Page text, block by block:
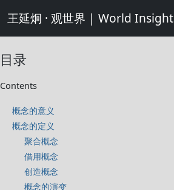
王延炯 · 观世界 | World Insight
目录
Contents
概念的意义
概念的定义
聚合概念
借用概念
创造概念
概念的演变